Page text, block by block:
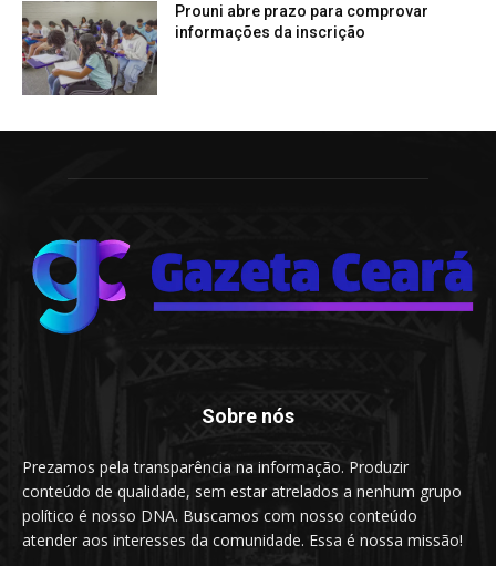
Prouni abre prazo para comprovar
informações da inscrição
Sobre nós
Prezamos pela transparência na informação. Produzir
conteúdo de qualidade, sem estar atrelados a nenhum grupo
político é nosso DNA. Buscamos com nosso conteúdo
atender aos interesses da comunidade. Essa é nossa missão!